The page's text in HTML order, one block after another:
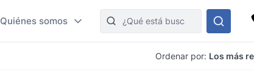
Quiénes somos
Ordenar por: Los más